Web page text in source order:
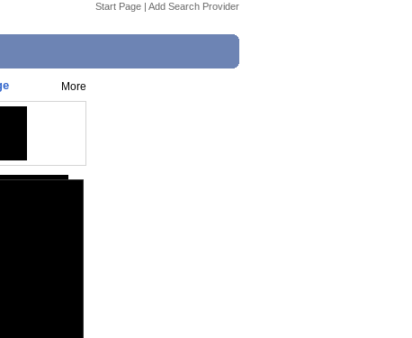
Start Page | Add Search Provider
More